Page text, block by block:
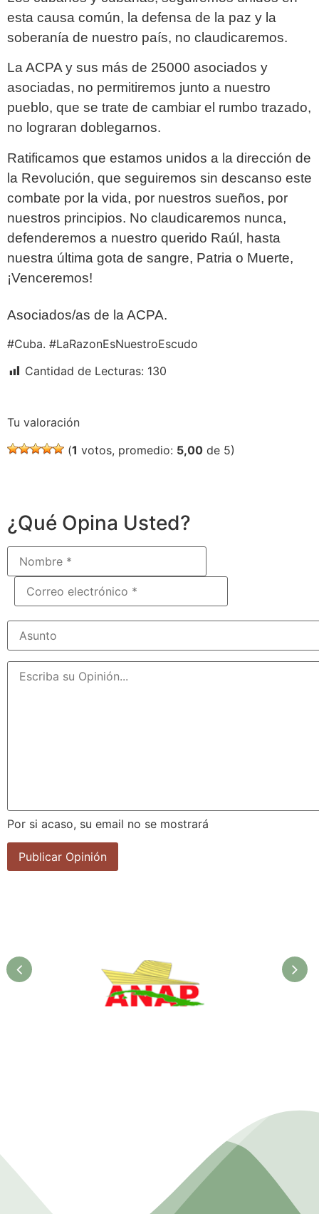
esta causa común, la defensa de la paz y la
soberanía de nuestro país, no claudicaremos.
La ACPA y sus más de 25000 asociados y
asociadas, no permitiremos junto a nuestro
pueblo, que se trate de cambiar el rumbo trazado,
no lograran doblegarnos.
Ratificamos que estamos unidos a la dirección de
la Revolución, que seguiremos sin descanso este
combate por la vida, por nuestros sueños, por
nuestros principios. No claudicaremos nunca,
defenderemos a nuestro querido Raúl, hasta
nuestra última gota de sangre, Patria o Muerte,
¡Venceremos!
Asociados/as de la ACPA.
#Cuba. #LaRazonEsNuestroEscudo
Cantidad de Lecturas: 130
Tu valoración
(1 votos, promedio: 5,00 de 5)
¿Qué Opina Usted?
Por si acaso, su email no se mostrará